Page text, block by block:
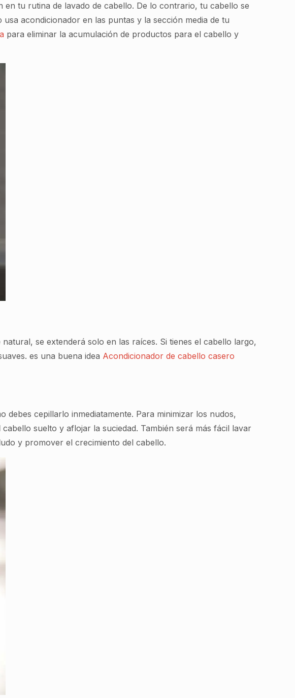
tu rutina de lavado de cabello. De lo contrario, tu cabello se
acondicionador en las puntas y la sección media de tu
para eliminar la acumulación de productos para el cabello y
se extenderá solo en las raíces. Si tienes el cabello largo,
es una buena idea Acondicionador de cabello casero
cepillarlo inmediatamente. Para minimizar los nudos,
suelto y aflojar la suciedad. También será más fácil lavar
y promover el crecimiento del cabello.